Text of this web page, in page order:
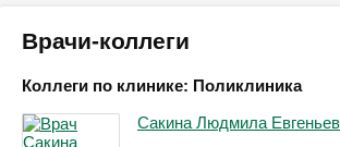
Врачи-коллеги
Коллеги по клинике: Поликлиника
Сакина Людмила